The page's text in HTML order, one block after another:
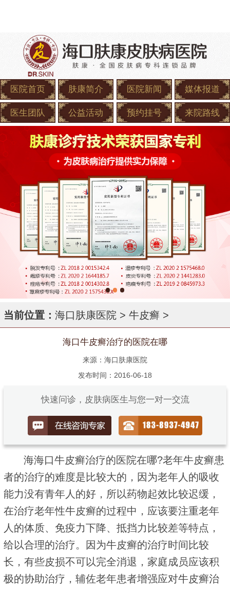
医院首页 肤康简介 医院新闻 媒体报道
医生团队 公益活动 预约挂号 来院路线
当前位置： 海口肤康医院 > 牛皮癣 >
海口牛皮癣治疗的医院在哪
来源：海口肤康医院
发布时间：2016-06-18
快速问诊，皮肤病医生与您一对一交流
海海口牛皮癣治疗的医院在哪?老年牛皮癣患
者的治疗的难度是比较大的，因为老年人的吸收
能力没有青年人的好，所以药物起效比较迟缓，
在治疗老年性牛皮癣的过程中，应该要注重老年
人的体质、免疫力下降、抵挡力比较差等特点，
给以合理的治疗。因为牛皮癣的治疗时间比较
长，有些皮损不可以完全消退，家庭成员应该积
极的协助治疗，辅佐老年患者增强应对牛皮癣治